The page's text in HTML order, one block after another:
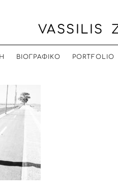
VASSILIS
ΒΙΟΓΡΑΦΙΚΟ PORTFOLIO